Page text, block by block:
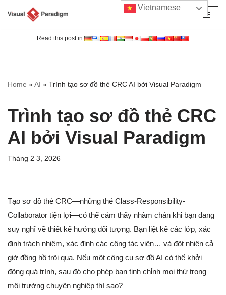
Read this post in:
Home »AI » Trình tạo sơ đồ thẻ CRC AI bởi Visual Paradigm
Trình tạo sơ đồ thẻ CRC
AI bởi Visual Paradigm
Tháng 2 3, 2026
Tạo sơ đồ thẻ CRC—những thẻ Class-Responsibility-
Collaborator tiện lợi—có thể cảm thấy nhàm chán khi bạn đang
suy nghĩ về thiết kế hướng đối tượng. Bạn liệt kê các lớp, xác
định trách nhiệm, xác định các cộng tác viên… và đột nhiên cả
giờ đồng hồ trôi qua. Nếu một công cụ sơ đồ AI có thể khởi
động quá trình, sau đó cho phép bạn tinh chỉnh mọi thứ trong
môi trường chuyên nghiệp thì sao?
Vietnamese